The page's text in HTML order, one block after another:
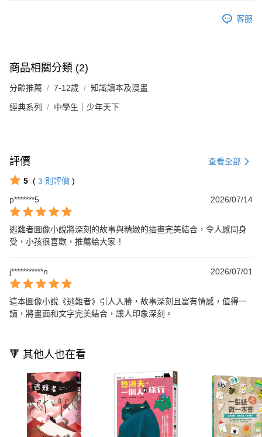
客服
商品相關分類 (2)
分齡推薦 7-12歲 知識讀本及漫畫
經典系列 中學生｜少年天下
評價 查看全部
5 ( 3 則評價 )
p*******5
2026/07/14
逃難者圖像小說將深刻的故事與精緻的插畫完美結合，令人感同身
受，小孩很喜歡，推薦給大家！
j***********n 2026/07/01
這本圖像小說《逃難者》引人入勝，故事深刻且富有情感，值得一
讀，將畫面和文字完美結合，讓人印象深刻。
🔻 其他人也在看